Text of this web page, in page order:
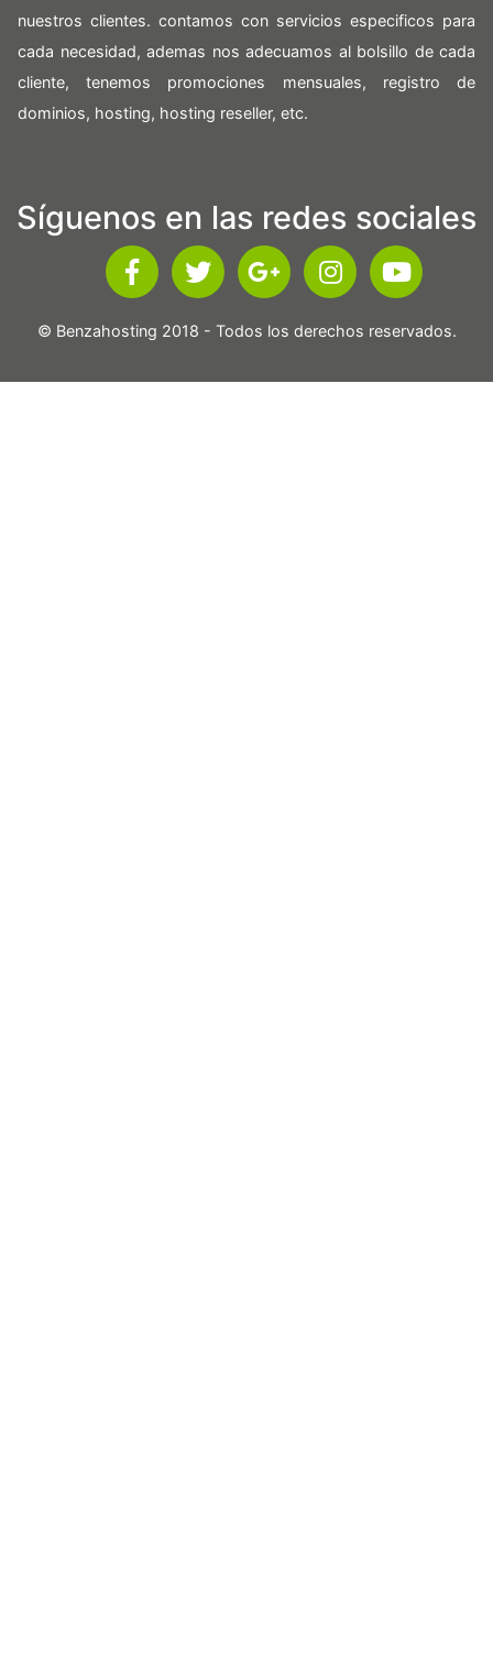
nuestros clientes. contamos con servicios especificos para
cada necesidad, ademas nos adecuamos al bolsillo de cada
cliente, tenemos promociones mensuales, registro de
dominios, hosting, hosting reseller, etc.
Síguenos en las redes sociales
© Benzahosting 2018 - Todos los derechos reservados.